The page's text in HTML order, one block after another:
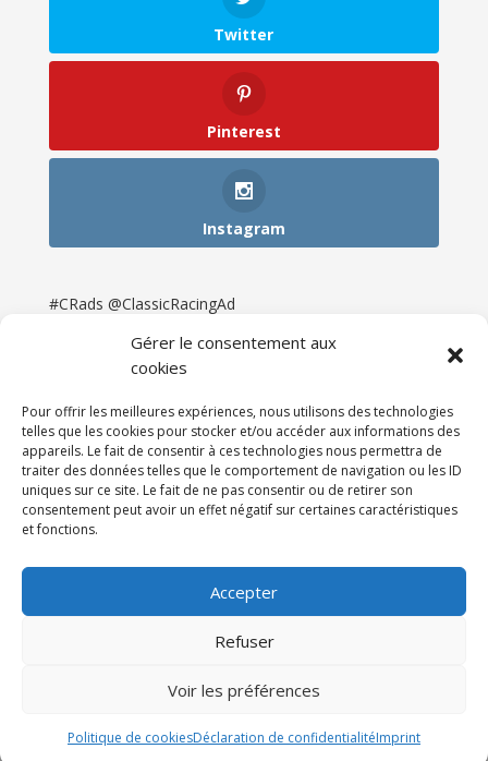
Gérer le consentement aux
cookies
Pour offrir les meilleures expériences, nous utilisons des technologies
telles que les cookies pour stocker et/ou accéder aux informations des
appareils. Le fait de consentir à ces technologies nous permettra de
traiter des données telles que le comportement de navigation ou les ID
uniques sur ce site. Le fait de ne pas consentir ou de retirer son
consentement peut avoir un effet négatif sur certaines caractéristiques
et fonctions.
Accepter
Refuser
Voir les préférences
Politique de cookiesDéclaration de confidentialitéImprint
Twitter
Pinterest
Instagram
#CRads @ClassicRacingAd
Newsletter & Presse
Partenaires
Tarifs
Espace Client
121DigitalGroup |
121DigitalGroup